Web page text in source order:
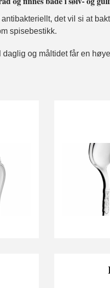
det vil si at
spisebestikk.
og måltidet får en